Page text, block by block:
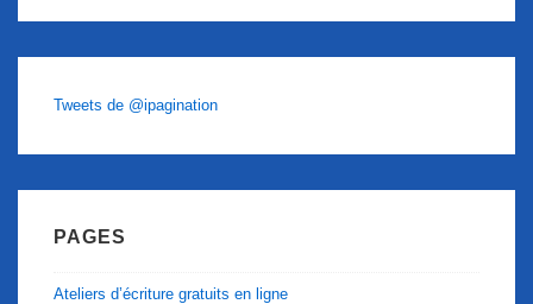
Tweets de @ipagination
PAGES
Ateliers d’écriture gratuits en ligne